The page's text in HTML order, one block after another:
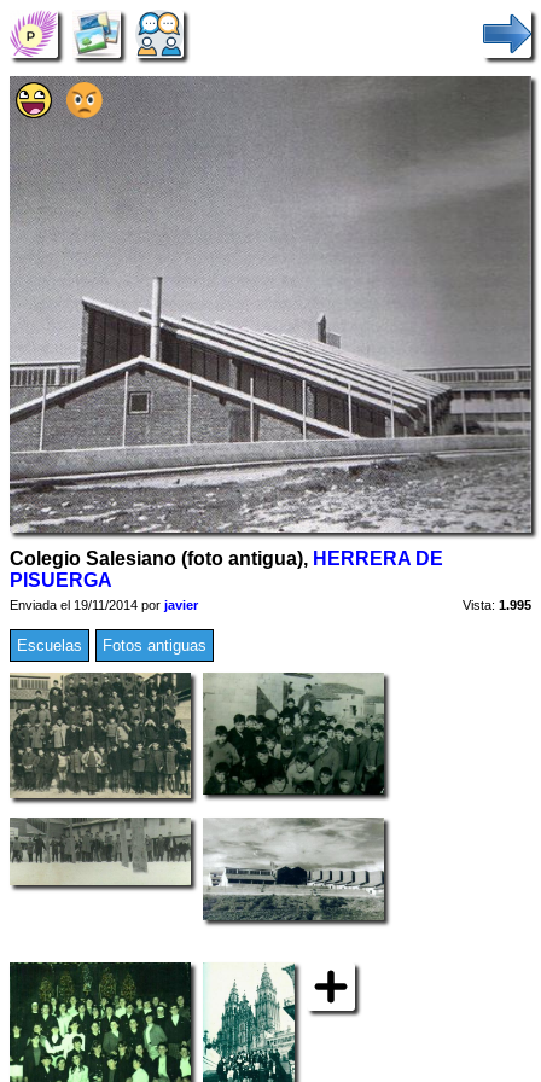
Colegio Salesiano (foto antigua), HERRERA DE
PISUERGA
Enviada el 19/11/2014 por javier Vista: 1.995
Escuelas Fotos antiguas